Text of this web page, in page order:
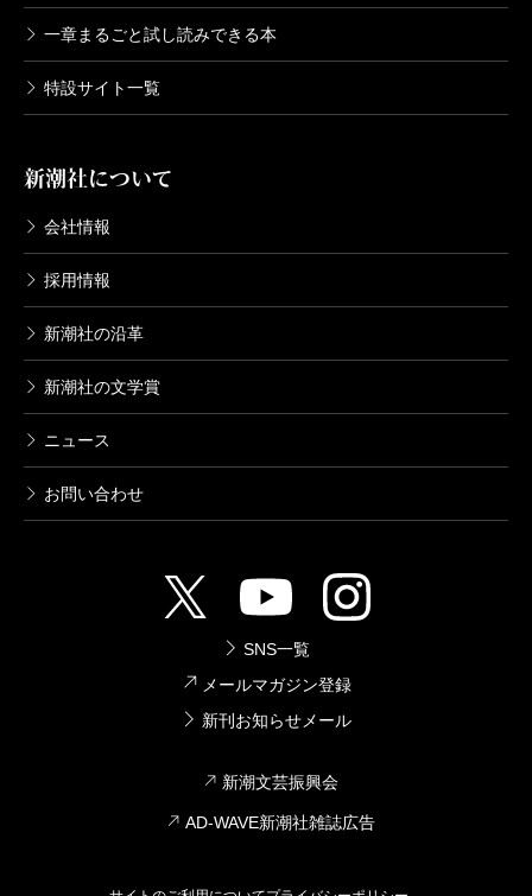
一章まるごと試し読みできる本
特設サイト一覧
新潮社について
会社情報
採用情報
新潮社の沿革
新潮社の文学賞
ニュース
お問い合わせ
SNS一覧
メールマガジン登録
新刊お知らせメール
新潮文芸振興会
AD-WAVE新潮社雑誌広告